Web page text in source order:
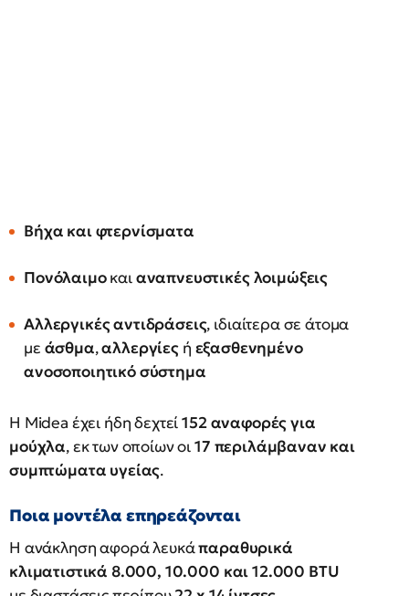
Βήχα και φτερνίσματα
Πονόλαιμοκαιαναπνευστικές λοιμώξεις
Αλλεργικές αντιδράσεις, ιδιαίτερα σε άτομα
με άσθμα,αλλεργίεςή εξασθενημένο
ανοσοποιητικό σύστημα
Η Midea έχει ήδη δεχτεί152 αναφορές για
μούχλα, εκ των οποίων οι17 περιλάμβαναν και
συμπτώματα υγείας.
Ποια μοντέλα επηρεάζονται
Η ανάκληση αφορά λευκάπαραθυρικά
κλιματιστικά 8.000, 10.000 και 12.000 BTU